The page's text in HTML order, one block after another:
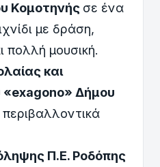
Κομοτηνής σε ένα
με δράση,
πολλή μουσική.
και
«exagono» Δήμου
Π.Ε. Ροδόπης